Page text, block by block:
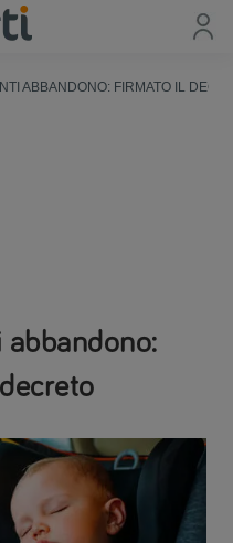
ABBANDONO: FIRMATO IL